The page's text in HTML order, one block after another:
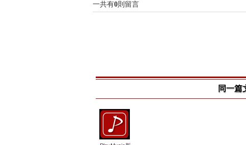
一共有0則留言
同一篇